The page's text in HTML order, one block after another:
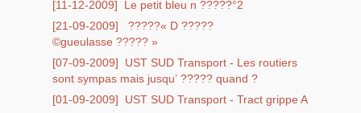
[11-12-2009]
Le petit bleu n ?????°2
[21-09-2009]
?????« D ?????
©gueulasse ????? »
[07-09-2009]
UST SUD Transport - Les routiers
sont sympas mais jusqu’ ????? quand ?
[01-09-2009]
UST SUD Transport - Tract grippe A